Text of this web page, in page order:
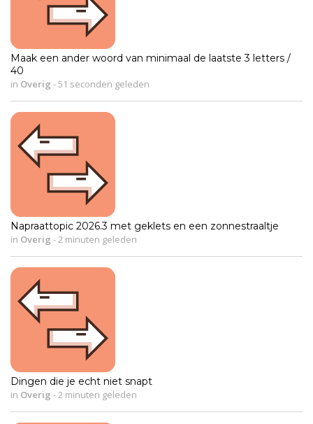
Maak een ander woord van minimaal de laatste 3 letters /
40
in Overig -51 seconden geleden
Napraattopic 2026.3 met geklets en een zonnestraaltje
in Overig -2 minuten geleden
Dingen die je echt niet snapt
in Overig -2 minuten geleden